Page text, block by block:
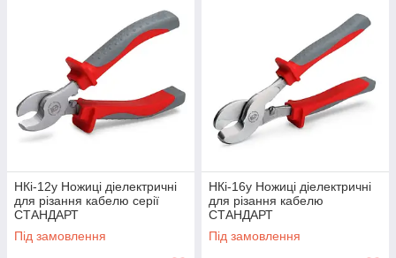
НКі-12у Ножиці діелектричні
для різання кабелю серії
СТАНДАРТ
Під замовлення
НКі-16у Ножиці діелектричні
для різання кабелю
СТАНДАРТ
Під замовлення